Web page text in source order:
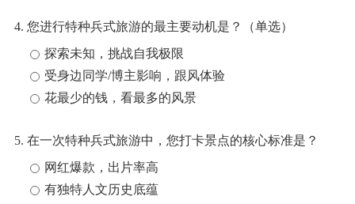
4. 您进行特种兵式旅游的最主要动机是？（单选）
探索未知，挑战自我极限
受身边同学/博主影响，跟风体验
花最少的钱，看最多的风景
5. 在一次特种兵式旅游中，您打卡景点的核心标准是？
网红爆款，出片率高
有独特人文历史底蕴